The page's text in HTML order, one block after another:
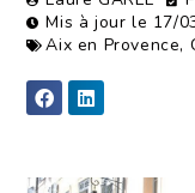
Mis à jour le 17/
Aix en Provence,